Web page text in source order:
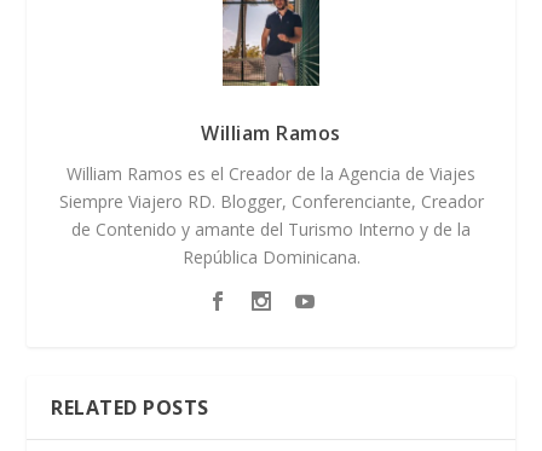
William Ramos
William Ramos es el Creador de la Agencia de Viajes
Siempre Viajero RD. Blogger, Conferenciante, Creador
de Contenido y amante del Turismo Interno y de la
República Dominicana.
RELATED POSTS